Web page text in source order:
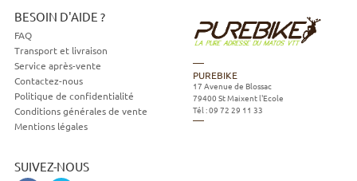
BESOIN D'AIDE ?
FAQ
Transport et livraison
Service après-vente
Contactez-nous
Politique de confidentialité
Conditions générales de vente
Mentions légales
SUIVEZ-NOUS
PUREBIKE
17 Avenue de Blossac
79400 St Maixent l'Ecole
Tél :09 72 29 11 33